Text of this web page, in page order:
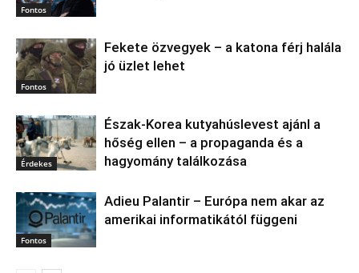
Fontos
Fontos
Fekete özvegyek – a katona férj halála
jó üzlet lehet
Érdekes
Észak‑Korea kutyahúslevest ajánl a
hőség ellen – a propaganda és a
hagyomány találkozása
Fontos
Adieu Palantir – Európa nem akar az
amerikai informatikától függeni